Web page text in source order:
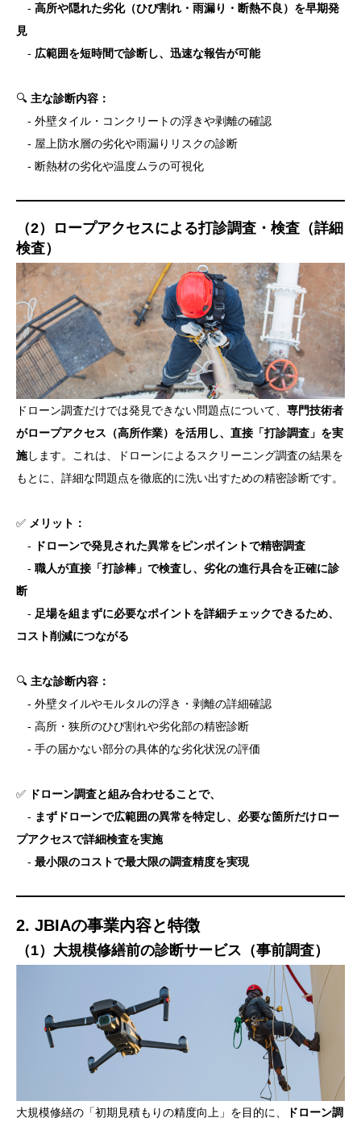
- 高所や隠れた劣化（ひび割れ・雨漏り・断熱不良）を早期発
見
- 広範囲を短時間で診断し、迅速な報告が可能
🔍 主な診断内容：
- 外壁タイル・コンクリートの浮きや剥離の確認
- 屋上防水層の劣化や雨漏りリスクの診断
- 断熱材の劣化や温度ムラの可視化
（2）ロープアクセスによる打診調査・検査（詳細
検査）
ドローン調査だけでは発見できない問題点について、 専門技術者
がロープアクセス（高所作業）を活用し、直接「打診調査」を実
施します。これは、ドローンによるスクリーニング調査の結果を
もとに、詳細な問題点を徹底的に洗い出すための精密診断です。
✅ メリット：
-
ドローンで発見された異常をピンポイントで精密調査
- 職人が直接「打診棒」で検査し、劣化の進行具合を正確に診
断
- 足場を組まずに必要なポイントを詳細チェックできるため、
コスト削減につながる
🔍 主な診断内容：
- 外壁タイルやモルタルの浮き・剥離の詳細確認
- 高所・狭所のひび割れや劣化部の精密診断
- 手の届かない部分の具体的な劣化状況の評価
✅ ドローン調査と組み合わせることで、
- まずドローンで広範囲の異常を特定し、必要な箇所だけロー
プアクセスで詳細検査を実施
- 最小限のコストで最大限の調査精度を実現
2. JBIAの事業内容と特徴
（1）大規模修繕前の診断サービス（事前調査）
大規模修繕の「初期見積もりの精度向上」を目的に、 ドローン調